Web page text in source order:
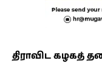
திராவிட கழகத்